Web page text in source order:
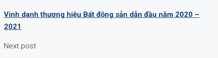
Vinh danh thương hiệu Bất động sản dẫn đầu năm 2020 –
2021
Next post